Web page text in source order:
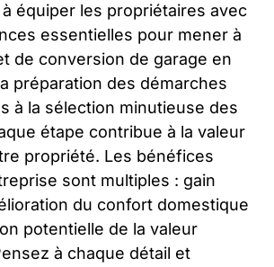
équiper les propriétaires avec
essentielles pour mener à
de conversion de garage en
préparation des démarches
à la sélection minutieuse des
étape contribue à la valeur
propriété. Les bénéfices
sont multiples : gain
du confort domestique
potentielle de la valeur
à chaque détail et